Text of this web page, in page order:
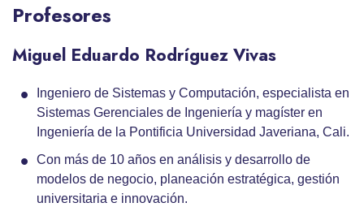
Profesores
Miguel Eduardo Rodríguez Vivas
Ingeniero de Sistemas y Computación, especialista en
Sistemas Gerenciales de Ingeniería y magíster en
Ingeniería de la Pontificia Universidad Javeriana, Cali.
Con más de 10 años en análisis y desarrollo de
modelos de negocio, planeación estratégica, gestión
universitaria e innovación.